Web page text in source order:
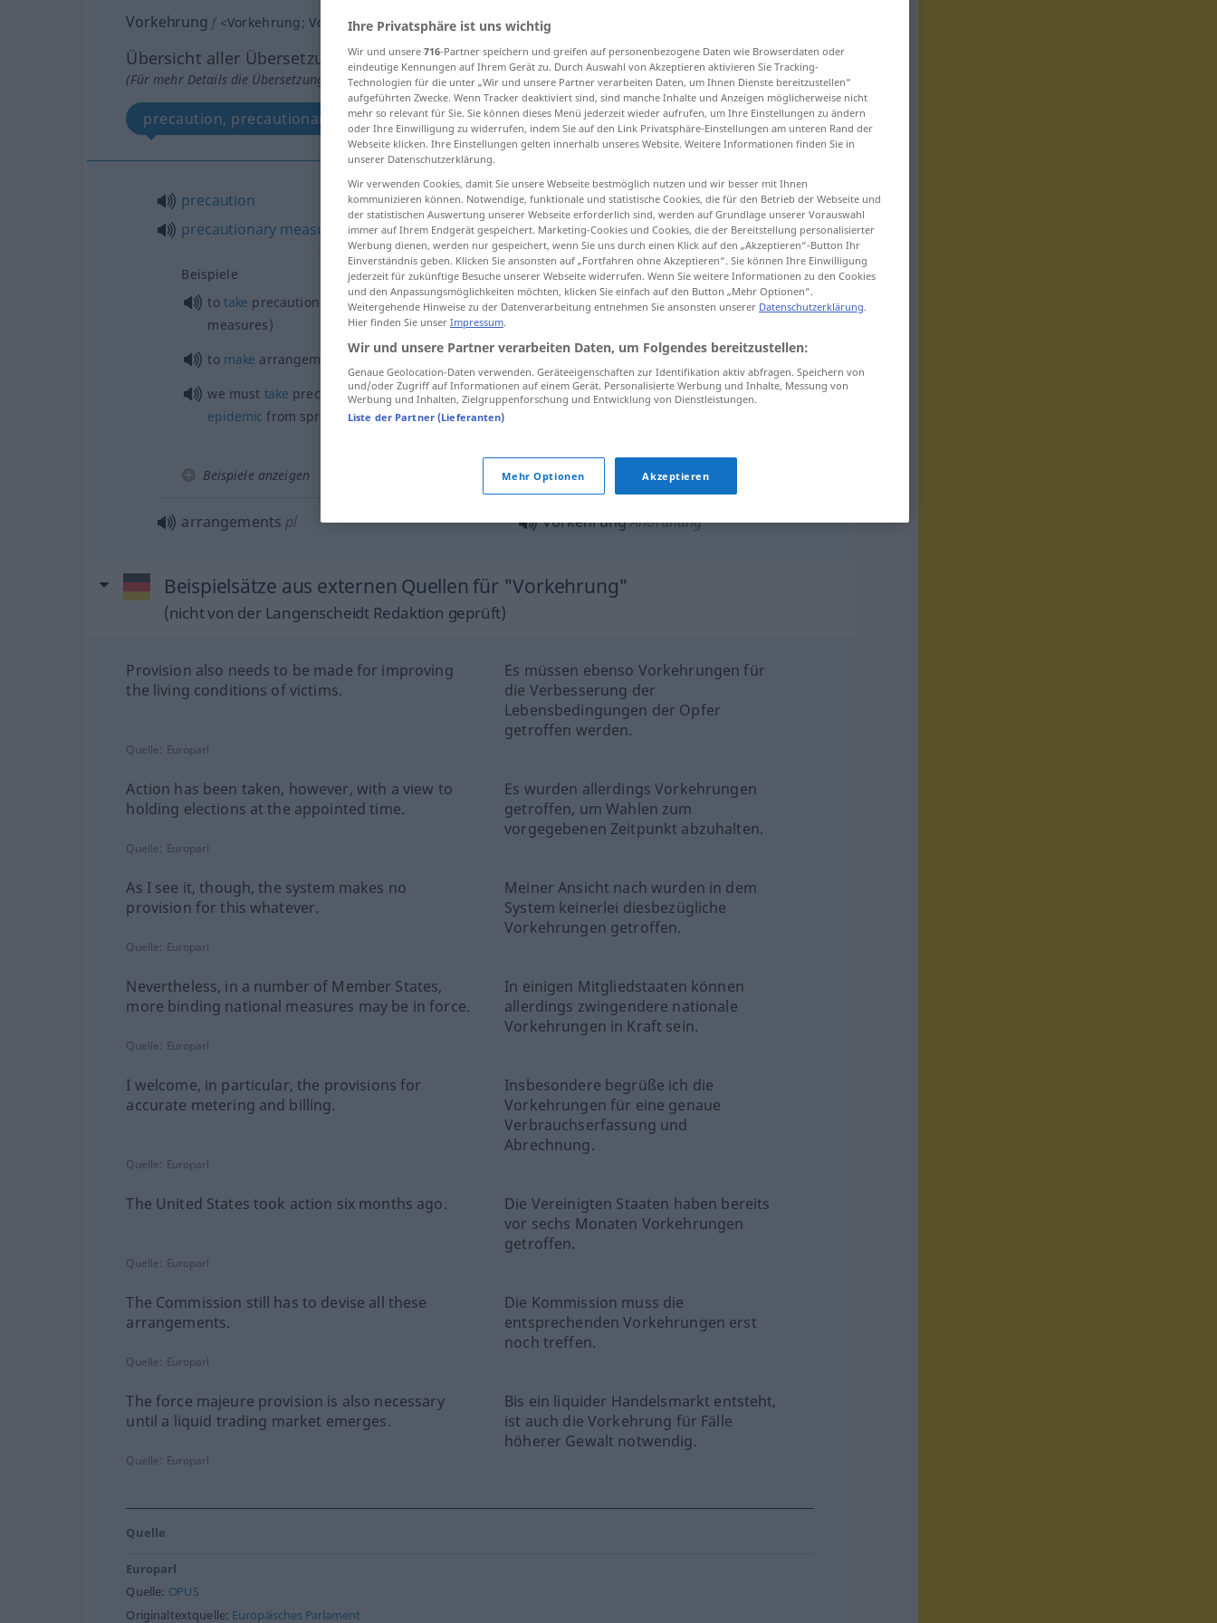
Vorkehrung f <Vorkehrung;Vorkehrungen>
Übersicht aller Übersetzungen
(Für mehr Details die Übersetzung anklicken/antippen)
precaution, precautionary measure arrangements
precaution
precautionary measure
Vorkehrung Maßnahme
Beispiele
to take precautions ( odprecautionary
measures)
Vorkehrungentreffen
to make arrangements Vorkehrungen treffen
we must take precautions topreventthe
epidemic from spreading any further
wirmüssenVorkehrungengegen
Beispiele anzeigen
arrangements pl VorkehrungAnordnung
Beispielsätze aus externen Quellen für "Vorkehrung"
(nicht von der Langenscheidt Redaktion geprüft)
Provision also needs to be made for improving
the living conditions of victims.
Es müssen ebenso Vorkehrungen für
die Verbesserung der
Lebensbedingungen der Opfer
getroffen werden.
Quelle: Europarl
Action has been taken, however, with a view to
holding elections at the appointed time.
Es wurden allerdings Vorkehrungen
getroffen, um Wahlen zum
vorgegebenen Zeitpunkt abzuhalten.
Quelle: Europarl
As I see it, though, the system makes no
provision for this whatever.
Meiner Ansicht nach wurden in dem
System keinerlei diesbezügliche
Vorkehrungen getroffen.
Quelle: Europarl
Nevertheless, in a number of Member States,
more binding national measures may be in force.
In einigen Mitgliedstaaten können
allerdings zwingendere nationale
Vorkehrungen in Kraft sein.
Quelle: Europarl
I welcome, in particular, the provisions for
accurate metering and billing.
Insbesondere begrüße ich die
Vorkehrungen für eine genaue
Verbrauchserfassung und
Abrechnung.
Quelle: Europarl
The United States took action six months ago.
Die Vereinigten Staaten haben bereits
vor sechs Monaten Vorkehrungen
getroffen.
Quelle: Europarl
The Commission still has to devise all these
arrangements.
Die Kommission muss die
entsprechenden Vorkehrungen erst
noch treffen.
Quelle: Europarl
The force majeure provision is also necessary
until a liquid trading market emerges.
Bis ein liquider Handelsmarkt entsteht,
ist auch die Vorkehrung für Fälle
höherer Gewalt notwendig.
Quelle: Europarl
Quelle
Europarl
Quelle: OPUS
Originaltextquelle: Europäisches Parlament
Ihre Privatsphäre ist uns wichtig
Wir und unsere 716-Partner speichern und greifen auf personenbezogene Daten wie Browserdaten oder
eindeutige Kennungen auf Ihrem Gerät zu. Durch Auswahl von Akzeptieren aktivieren Sie Tracking-
Technologien für die unter „Wir und unsere Partner verarbeiten Daten, um Ihnen Dienste bereitzustellen“
aufgeführten Zwecke. Wenn Tracker deaktiviert sind, sind manche Inhalte und Anzeigen möglicherweise nicht
mehr so relevant für Sie. Sie können dieses Menü jederzeit wieder aufrufen, um Ihre Einstellungen zu ändern
oder Ihre Einwilligung zu widerrufen, indem Sie auf den Link Privatsphäre-Einstellungen am unteren Rand der
Webseite klicken. Ihre Einstellungen gelten innerhalb unseres Website. Weitere Informationen finden Sie in
unserer Datenschutzerklärung.
Wir verwenden Cookies, damit Sie unsere Webseite bestmöglich nutzen und wir besser mit Ihnen
kommunizieren können. Notwendige, funktionale und statistische Cookies, die für den Betrieb der Webseite und
der statistischen Auswertung unserer Webseite erforderlich sind, werden auf Grundlage unserer Vorauswahl
immer auf Ihrem Endgerät gespeichert. Marketing-Cookies und Cookies, die der Bereitstellung personalisierter
Werbung dienen, werden nur gespeichert, wenn Sie uns durch einen Klick auf den „Akzeptieren“-Button Ihr
Einverständnis geben. Klicken Sie ansonsten auf „Fortfahren ohne Akzeptieren“. Sie können Ihre Einwilligung
jederzeit für zukünftige Besuche unserer Webseite widerrufen. Wenn Sie weitere Informationen zu den Cookies
und den Anpassungsmöglichkeiten möchten, klicken Sie einfach auf den Button „Mehr Optionen“.
Weitergehende Hinweise zu der Datenverarbeitung entnehmen Sie ansonsten unserer Datenschutzerklärung.
Hier finden Sie unser Impressum.
Wir und unsere Partner verarbeiten Daten, um Folgendes bereitzustellen:
Genaue Geolocation-Daten verwenden. Geräteeigenschaften zur Identifikation aktiv abfragen. Speichern von
und/oder Zugriff auf Informationen auf einem Gerät. Personalisierte Werbung und Inhalte, Messung von
Werbung und Inhalten, Zielgruppenforschung und Entwicklung von Dienstleistungen.
Liste der Partner (Lieferanten)
Mehr Optionen Akzeptieren